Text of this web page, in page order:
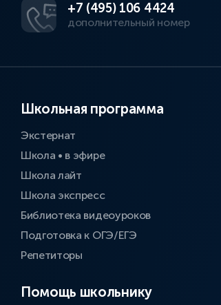
+7 (495) 106 4424
дополнительный номер
Школьная программа
Экстернат
Школа • в эфире
Школа лайт
Школа экспресс
Библиотека видеоуроков
Подготовка к ОГЭ/ЕГЭ
Репетиторы
Помощь школьнику